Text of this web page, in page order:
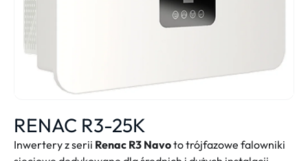
RENAC R3-25K
Inwertery z serii Renac R3 Navoto trójfazowe falowniki